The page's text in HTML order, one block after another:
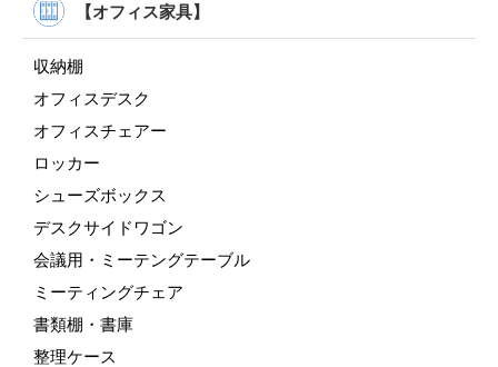
【オフィス家具】
収納棚
オフィスデスク
オフィスチェアー
ロッカー
シューズボックス
デスクサイドワゴン
会議用・ミーテングテーブル
ミーティングチェア
書類棚・書庫
整理ケース